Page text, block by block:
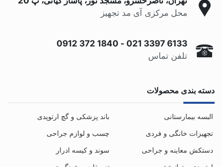
محل مرکزی آی مد تجهیز
021 3397 6133
-
0912 372 1840
تلفن تماس
دسته بندی محصولات
البسه بیمارستانی
باند پزشکی و گچ ارتوپدی
تجهیزات خانگی و فردی
چسب و لوازم جراحی
دستکش معاینه و جراحی
سوند و کیسه ادرار